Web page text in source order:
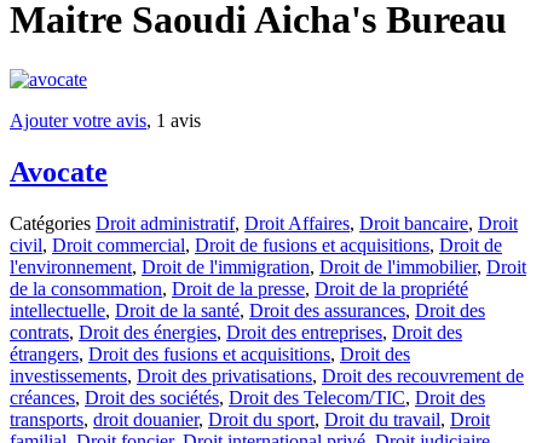
Maitre Saoudi Aicha's Bureau
Ajouter votre avis, 1 avis
Avocate
Catégories Droit administratif, Droit Affaires, Droit bancaire, Droit
civil, Droit commercial, Droit de fusions et acquisitions, Droit de
l'environnement, Droit de l'immigration, Droit de l'immobilier, Droit
de la consommation, Droit de la presse, Droit de la propriété
intellectuelle, Droit de la santé, Droit des assurances, Droit des
contrats, Droit des énergies, Droit des entreprises, Droit des
étrangers, Droit des fusions et acquisitions, Droit des
investissements, Droit des privatisations, Droit des recouvrement de
créances, Droit des sociétés, Droit des Telecom/TIC, Droit des
transports, droit douanier, Droit du sport, Droit du travail, Droit